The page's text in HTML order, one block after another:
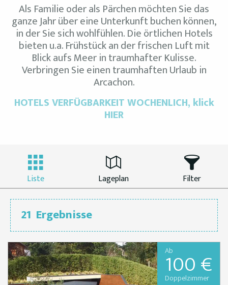
Als Familie oder als Pärchen möchten Sie das
ganze Jahr über eine Unterkunft buchen können,
in der Sie sich wohlfühlen. Die örtlichen Hotels
bieten u.a. Frühstück an der frischen Luft mit
Blick aufs Meer in traumhafter Kulisse.
Verbringen Sie einen traumhaften Urlaub in
Arcachon.
HOTELS VERFÜGBARKEIT WOCHENLICH, klick
HIER
Liste Lageplan Filter
21 Ergebnisse
Ab
100 €
Doppelzimmer